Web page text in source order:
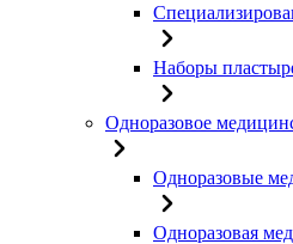
Наборы
Одноразовое
Одноразовые
Одноразовая